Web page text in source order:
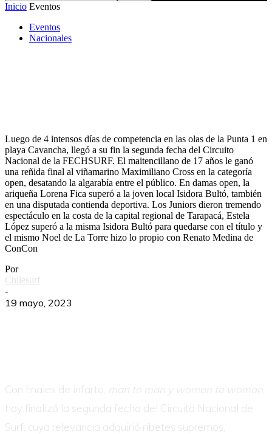
Inicio Eventos
Eventos
Nacionales
Luego de 4 intensos días de competencia en las olas de la Punta 1 en
playa Cavancha, llegó a su fin la segunda fecha del Circuito
Nacional de la FECHSURF. El maitencillano de 17 años le ganó
una reñida final al viñamarino Maximiliano Cross en la categoría
open, desatando la algarabía entre el público. En damas open, la
ariqueña Lorena Fica superó a la joven local Isidora Bultó, también
en una disputada contienda deportiva. Los Juniors dieron tremendo
espectáculo en la costa de la capital regional de Tarapacá, Estela
López superó a la misma Isidora Bultó para quedarse con el título y
el mismo Noel de La Torre hizo lo propio con Renato Medina de
ConCon
Por
Chilesurf
-
19 mayo, 2023
Con finales de infarto, man to man y woman to woman
hoy finalizó la segunda fecha del Circuito Nacional de
Surf, cuya relevancia adquirió ribetes supremos,